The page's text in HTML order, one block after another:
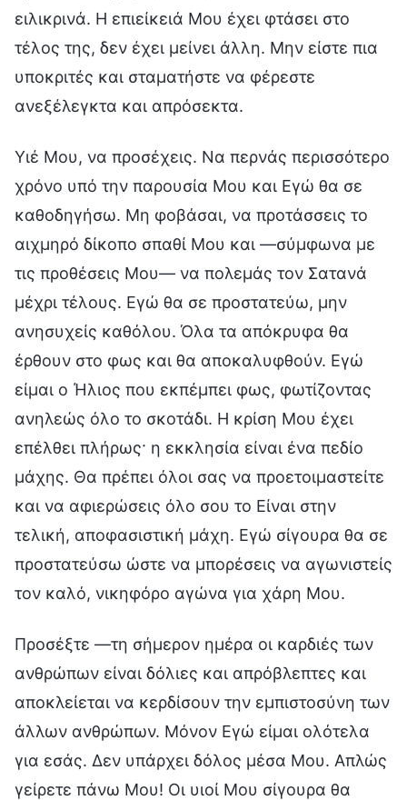
ειλικρινά. Η επιείκειά Μου έχει φτάσει στο
τέλος της, δεν έχει μείνει άλλη. Μην είστε πια
υποκριτές και σταματήστε να φέρεστε
ανεξέλεγκτα και απρόσεκτα.
Υιέ Μου, να προσέχεις. Να περνάς περισσότερο
χρόνο υπό την παρουσία Μου και Εγώ θα σε
καθοδηγήσω. Μη φοβάσαι, να προτάσσεις το
αιχμηρό δίκοπο σπαθί Μου και —σύμφωνα με
τις προθέσεις Μου— να πολεμάς τον Σατανά
μέχρι τέλους. Εγώ θα σε προστατεύω, μην
ανησυχείς καθόλου. Όλα τα απόκρυφα θα
έρθουν στο φως και θα αποκαλυφθούν. Εγώ
είμαι ο Ήλιος που εκπέμπει φως, φωτίζοντας
ανηλεώς όλο το σκοτάδι. Η κρίση Μου έχει
επέλθει πλήρως· η εκκλησία είναι ένα πεδίο
μάχης. Θα πρέπει όλοι σας να προετοιμαστείτε
και να αφιερώσεις όλο σου το Είναι στην
τελική, αποφασιστική μάχη. Εγώ σίγουρα θα σε
προστατεύσω ώστε να μπορέσεις να αγωνιστείς
τον καλό, νικηφόρο αγώνα για χάρη Μου.
Προσέξτε —τη σήμερον ημέρα οι καρδιές των
ανθρώπων είναι δόλιες και απρόβλεπτες και
αποκλείεται να κερδίσουν την εμπιστοσύνη των
άλλων ανθρώπων. Μόνον Εγώ είμαι ολότελα
για εσάς. Δεν υπάρχει δόλος μέσα Μου. Απλώς
γείρετε πάνω Μου! Οι υιοί Μου σίγουρα θα